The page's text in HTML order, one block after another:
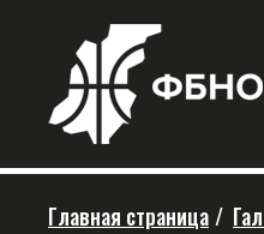
Главная страница /